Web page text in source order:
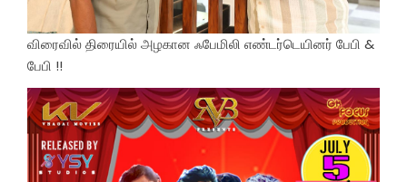
விரைவில் திரையில் அழகான ஃபேமிலி எண்டர்டெயினர் பேபி &
பேபி !!